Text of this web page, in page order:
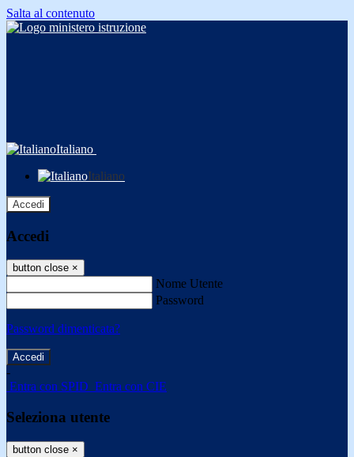
Salta al contenuto
Italiano
Italiano
Accedi
Accedi
button close ×
Nome Utente
Password
Password dimenticata?
-
Entra con SPID Entra con CIE
Seleziona utente
button close ×